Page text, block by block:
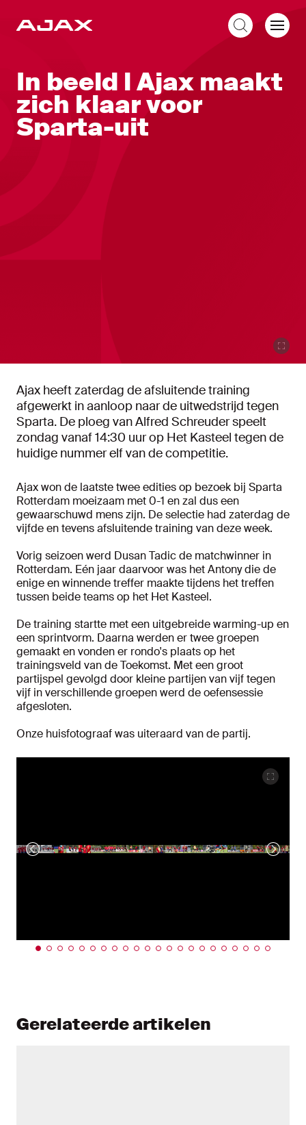
In beeld l Ajax maakt
zich klaar voor
Sparta-uit
Ajax heeft zaterdag de afsluitende training
afgewerkt in aanloop naar de uitwedstrijd tegen
Sparta. De ploeg van Alfred Schreuder speelt
zondag vanaf 14:30 uur op Het Kasteel tegen de
huidige nummer elf van de competitie.
Ajax won de laatste twee edities op bezoek bij Sparta
Rotterdam moeizaam met 0-1 en zal dus een
gewaarschuwd mens zijn. De selectie had zaterdag de
vijfde en tevens afsluitende training van deze week.
Vorig seizoen werd Dusan Tadic de matchwinner in
Rotterdam. Eén jaar daarvoor was het Antony die de
enige en winnende treffer maakte tijdens het treffen
tussen beide teams op het Het Kasteel.
De training startte met een uitgebreide warming-up en
een sprintvorm. Daarna werden er twee groepen
gemaakt en vonden er rondo's plaats op het
trainingsveld van de Toekomst. Met een groot
partijspel gevolgd door kleine partijen van vijf tegen
vijf in verschillende groepen werd de oefensessie
afgesloten.
Onze huisfotograaf was uiteraard van de partij.
Gerelateerde artikelen